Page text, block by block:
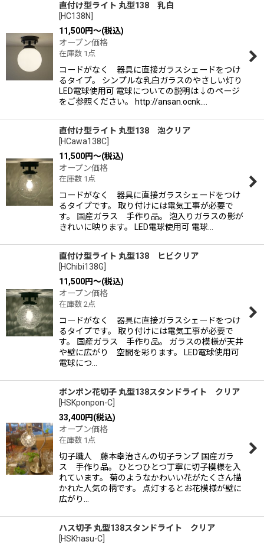
直付け型ライト 丸型138 乳白
[HC138N
11,500円～(税込)
オープン価格
在庫数 1点
コードがなく 器具に直接ガラスシェードをつけ
るタイプ。 シンプルな乳白ガラスのやさしい灯り
LED電球使用可 電球についての説明は↓のページ
をご参照ください。 http://ansan.ocnk.…
直付け型ライト 丸型138 泡クリア
[HCawa138C
11,500円～(税込)
オープン価格
在庫数 1点
コードがなく 器具に直接ガラスシェードをつけ
るタイプです。 取り付けには電気工事が必要で
す。 国産ガラス 手作り品。 泡入りガラスの影が
きれいに映ります。 LED電球使用可 電球…
直付け型ライト 丸型138 ヒビクリア
[HChibi138G
11,500円～(税込)
オープン価格
在庫数 2点
コードがなく 器具に直接ガラスシェードをつけ
るタイプです。 取り付けには電気工事が必要で
す。 国産ガラス 手作り品。 ガラスの模様が天井
や壁に広がり 空間を彩ります。 LED電球使用可
電球につ…
ポンポン花切子 丸型138スタンドライト クリア
[HSKponpon-C
33,400円(税込)
オープン価格
在庫数 1点
切子職人 藤本幸治さんの切子ランプ 国産ガラ
ス 手作り品。 ひとつひとつ丁寧に切子模様を入
れています。 菊のようなかわいい花がたくさん描
かれた人気の柄です。 点灯するとお花模様が壁に
広がり…
ハス切子 丸型138スタンドライト クリア
[HSKhasu-C